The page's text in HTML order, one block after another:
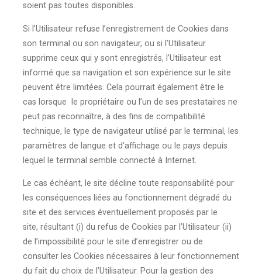
soient pas toutes disponibles.
Si l’Utilisateur refuse l’enregistrement de Cookies dans
son terminal ou son navigateur, ou si l’Utilisateur
supprime ceux qui y sont enregistrés, l’Utilisateur est
informé que sa navigation et son expérience sur le site
peuvent être limitées. Cela pourrait également être le
cas lorsque le propriétaire ou l’un de ses prestataires ne
peut pas reconnaître, à des fins de compatibilité
technique, le type de navigateur utilisé par le terminal, les
paramètres de langue et d’affichage ou le pays depuis
lequel le terminal semble connecté à Internet.
Le cas échéant, le site décline toute responsabilité pour
les conséquences liées au fonctionnement dégradé du
site et des services éventuellement proposés par le
site, résultant (i) du refus de Cookies par l’Utilisateur (ii)
de l’impossibilité pour le site d’enregistrer ou de
consulter les Cookies nécessaires à leur fonctionnement
du fait du choix de l’Utilisateur. Pour la gestion des